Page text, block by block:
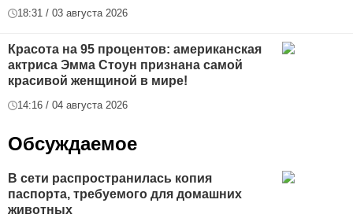
18:31 / 03 августа 2026
Красота на 95 процентов: американская
актриса Эмма Стоун признана самой
красивой женщиной в мире!
14:16 / 04 августа 2026
Обсуждаемое
В сети распространилась копия
паспорта, требуемого для домашних
животных